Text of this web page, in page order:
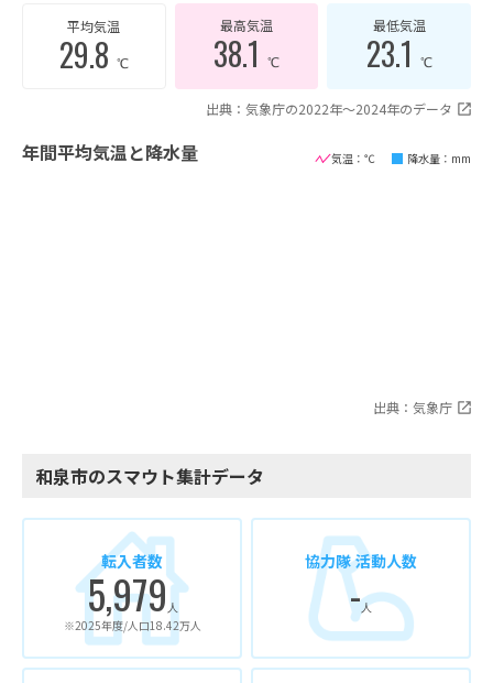
平均気温
29.8 ℃
最高気温
38.1 ℃
最低気温
23.1 ℃
出典：気象庁の2022年〜2024年のデータ
年間平均気温と降水量 気温：℃ 降水量：mm
出典：気象庁
和泉市のスマウト集計データ
転入者数
5,979人
※2025年度/人口18.42万人
協力隊 活動人数
-人